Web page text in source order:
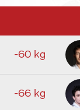
-60 kg
-66 kg